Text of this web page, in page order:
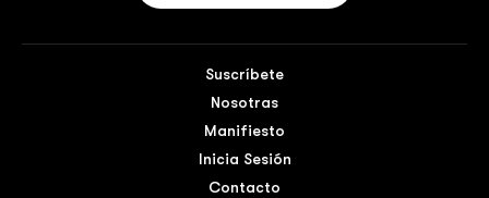
Suscríbete
Nosotras
Manifiesto
Inicia Sesión
Contacto